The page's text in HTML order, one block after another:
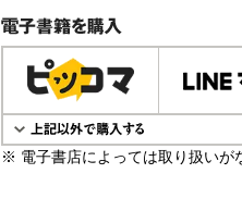
電子書籍で購入
※ 電子書店によっては取り扱いが